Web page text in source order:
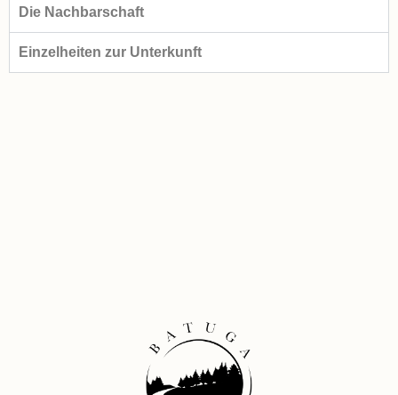
Die Nachbarschaft
Einzelheiten zur Unterkunft